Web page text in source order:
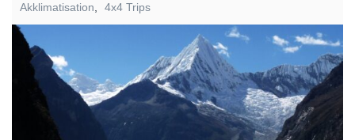
Akklimatisation 4x4 Trips